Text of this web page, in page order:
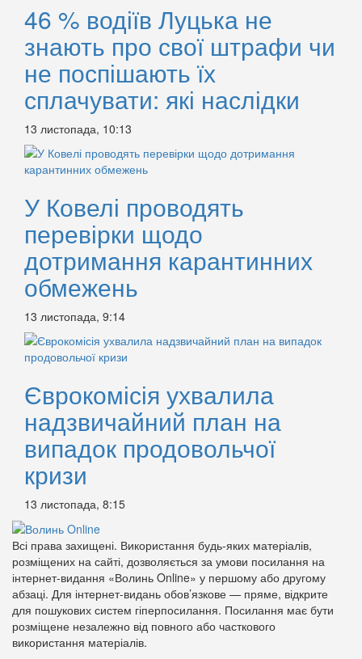
46 % водіїв Луцька не
знають про свої штрафи чи
не поспішають їх
сплачувати: які наслідки
13 листопада, 10:13
У Ковелі проводять
перевірки щодо
дотримання карантинних
обмежень
13 листопада, 9:14
Єврокомісія ухвалила
надзвичайний план на
випадок продовольчої
кризи
13 листопада, 8:15
Всі права захищені. Використання будь-яких матеріалів,
розміщених на сайті, дозволяється за умови посилання на
інтернет-видання «Волинь Online» у першому або другому
абзаці. Для інтернет-видань обов’язкове — пряме, відкрите
для пошукових систем гіперпосилання. Посилання має бути
розміщене незалежно від повного або часткового
використання матеріалів.